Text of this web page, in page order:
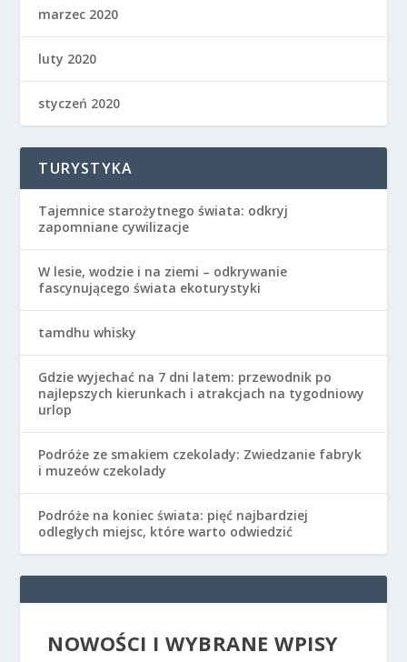
marzec 2020
luty 2020
styczeń 2020
TURYSTYKA
Tajemnice starożytnego świata: odkryj
zapomniane cywilizacje
W lesie, wodzie i na ziemi – odkrywanie
fascynującego świata ekoturystyki
tamdhu whisky
Gdzie wyjechać na 7 dni latem: przewodnik po
najlepszych kierunkach i atrakcjach na tygodniowy
urlop
Podróże ze smakiem czekolady: Zwiedzanie fabryk
i muzeów czekolady
Podróże na koniec świata: pięć najbardziej
odległych miejsc, które warto odwiedzić
NOWOŚCI I WYBRANE WPISY